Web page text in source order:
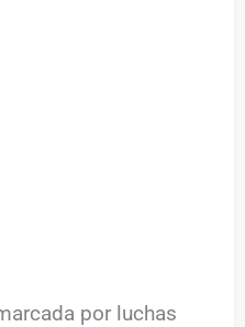
por luchas